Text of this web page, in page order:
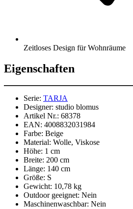
Zeitloses Design für Wohnräume
Eigenschaften
Serie: TARJA
Designer: studio blomus
Artikel Nr.: 68378
EAN: 4008832031984
Farbe: Beige
Material: Wolle, Viskose
Höhe: 1 cm
Breite: 200 cm
Länge: 140 cm
Größe: S
Gewicht: 10,78 kg
Outdoor geeignet: Nein
Maschinenwaschbar: Nein